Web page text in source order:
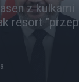
z kulkami
resort